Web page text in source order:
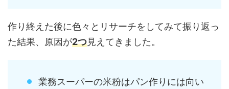
作り終えた後に色々とリサーチをしてみて振り返っ
た結果、原因が2つ見えてきました。
業務スーパーの米粉はパン作りには向い